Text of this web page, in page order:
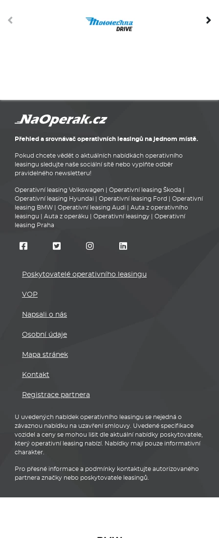
Přehled a srovnávač operativních leasingů na jednom místě.
Pokud chcete vědět o aktuálních nabídkách operativního
leasingu sledujte naše sociální sítě nebo vyplňte odběr
pravidelného newsletteru!
Operativní leasing Volkswagen Operativní leasing Škoda
Operativní leasing Hyundai
Operativní leasing Ford
Operativní
leasing BMW
Operativní leasing Audi
Auta z operativního
leasingu
Auta z operáku Operativní leasingy
Operativní
leasing Praha
Poskytovatelé operativního leasingu
VOP
Napsali o nás
Osobní údaje
Mapa stránek
Kontakt
Registrace partnera
U uvedených nabídek operativního leasingu se nejedná o
závaznou nabídku na uzavření smlouvy. Uvedené specifikace
vozidel a ceny se mohou lišit dle aktuální nabídky poskytovatele,
který operativní leasing nabízí. Nabídky mají pouze informativní
charakter.
Pro přesné informace a podmínky kontaktujte autorizovaného
partnera značky nebo poskytovatele leasingů.